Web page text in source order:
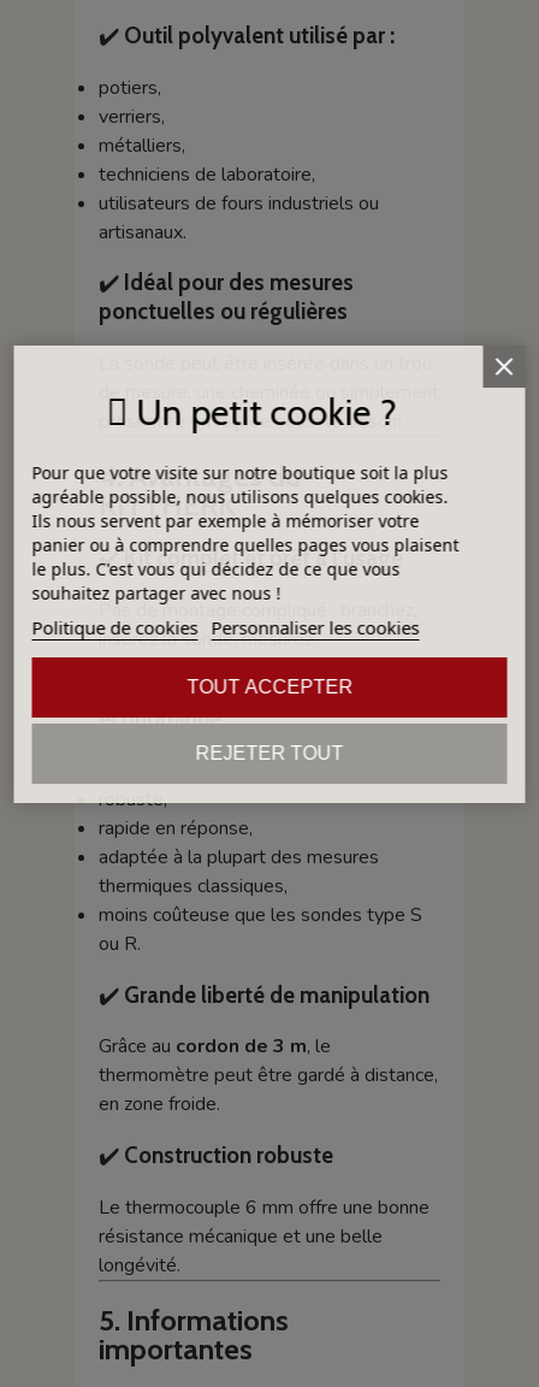
✔️ Outil polyvalent utilisé par :
potiers,
verriers,
métalliers,
techniciens de laboratoire,
utilisateurs de fours industriels ou
artisanaux.
✔️ Idéal pour des mesures
ponctuelles ou régulières
de mesure, une cheminée ou simplement
présentée en façade selon le besoin.
4. Avantages du
KITTHERK
✔️Kit complet et prêt à l’usage
Pas de montage compliqué : branchez,
insérez la sonde, mesurez.
Sonde type K : polyvalente et
économique
robuste,
rapide en réponse,
adaptée à la plupart des mesures
thermiques classiques,
moins coûteuse que les sondes type S
ou R.
✔️ Grande liberté de manipulation
Grâce au cordon de 3 m, le
thermomètre peut être gardé à distance,
en zone froide.
✔️ Construction robuste
Le thermocouple 6 mm offre une bonne
résistance mécanique et une belle
longévité.
5. Informations
importantes
Un petit cookie ?
Pour que votre visite sur notre boutique soit la plus
agréable possible, nous utilisons quelques cookies.
Ils nous servent par exemple à mémoriser votre
panier ou à comprendre quelles pages vous plaisent
le plus. C'est vous qui décidez de ce que vous
souhaitez partager avec nous !
Politique de cookies Personnaliser les cookies
REJETER TOUT
TOUT ACCEPTER